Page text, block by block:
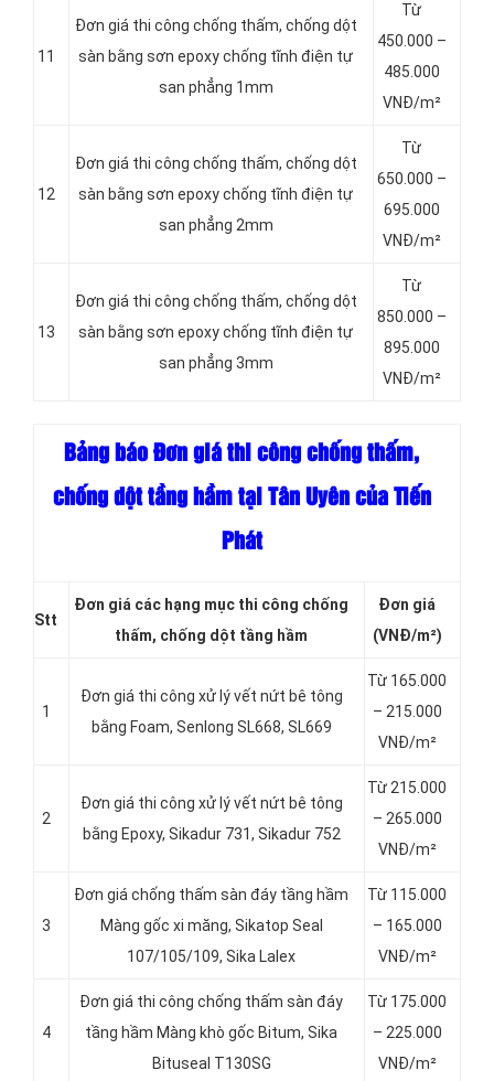
11
Đơn giá thi công chống thấm, chống dột
sàn bằng sơn epoxy chống tĩnh điện tự
san phẳng 1mm
Từ
450.000 –
485.000
VNĐ/m²
12
Đơn giá thi công chống thấm, chống dột
sàn bằng sơn epoxy chống tĩnh điện tự
san phẳng 2mm
Từ
650.000 –
695.000
VNĐ/m²
13
Đơn giá thi công chống thấm, chống dột
sàn bằng sơn epoxy chống tĩnh điện tự
san phẳng 3mm
Từ
850.000 –
895.000
VNĐ/m²
Bảng báo Đơn giá thi công chống thấm,
chống dột tầng hầm tại Tân Uyên của Tiến
Phát
Stt
Đơn giá các hạng mục thi công chống
thấm, chống dột tầng hầm
Đơn giá
(VNĐ/m²)
1
Đơn giá thi công xử lý vết nứt bê tông
bằng Foam, Senlong SL668, SL669
Từ 165.000
– 215.000
VNĐ/m²
2
Đơn giá thi công xử lý vết nứt bê tông
bằng Epoxy, Sikadur 731, Sikadur 752
Từ 215.000
– 265.000
VNĐ/m²
3
Đơn giá chống thấm sàn đáy tầng hầm
Màng gốc xi măng, Sikatop Seal
107/105/109, Sika Lalex
Từ 115.000
– 165.000
VNĐ/m²
4
Đơn giá thi công chống thấm sàn đáy
tầng hầm Màng khò gốc Bitum, Sika
Bituseal T130SG
Từ 175.000
– 225.000
VNĐ/m²